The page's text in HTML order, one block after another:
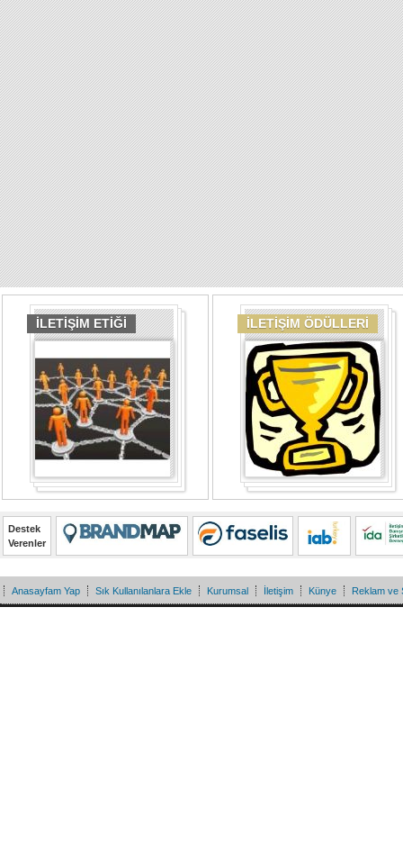
İLETİŞİM ETİĞİ İLETİŞİM ÖDÜLLERİ
Destek
Verenler
Anasayfam Yap Sık Kullanılanlara Ekle Kurumsal İletişim Künye Reklam ve